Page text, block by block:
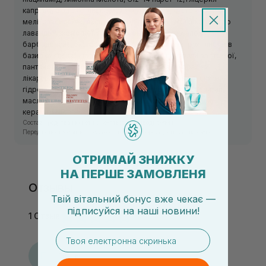
капрілат, екстракт листів мелії азадирахти, екстракт квітки
мелії азадирахти, екстракт плодів коккінії індійської, масло
лаванды узколістної, ліналоол, екстракт квітки алое
барбаденсис, екстракт плодів баклажана, екстракт листьев
базиліка священного, алантоїн, екстракт центелли азіатської,
пантенол, екстракт корня куркуми, екстракт кораліни
лікарської, пантотеновая кислота, денатурований спирт,
гідролізований гороховий протеїн, фітостероли, лецитин,
масло плодів оливи європейської, сквалан, масло ши,
керамид NP.
Состав средства может изменяться производителем.
Перед использованием ознакомьтесь с информацией на упаковке.
Отзывы
1 Отзыв
Ганна
ОТРИМАЙ ЗНИЖКУ
НА ПЕРШЕ ЗАМОВЛЕНЯ
Твій вітальний бонус вже чекає —
підписуйся на наші новини!
email